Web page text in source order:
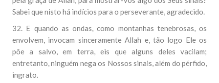
Sabei que nisto há indícios para o perseverante, agradecido.
32. E quando as ondas, como montanhas tenebrosas, os
envolvem, invocam sinceramente Allah e, tão logo Ele os
põe a salvo, em terra, eis que alguns deles vacilam;
entretanto, ninguém nega os Nossos sinais, além do pérfido,
ingrato.